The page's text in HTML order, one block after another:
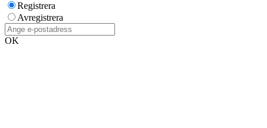
Registrera
Avregistrera
OK